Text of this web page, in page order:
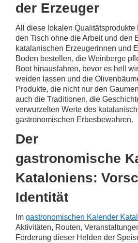
der Erzeuger
All diese lokalen Qualitätsprodukte
den Tisch ohne die Arbeit und den
katalanischen Erzeugerinnen und
Boden bestellen, die Weinberge
Boot hinausfahren, bevor es hell
weiden lassen und die
Produkte, die nicht nur den
auch die Traditionen, die
verwurzelten Werte des
gastronomischen Erbesbewahren.
Der
gastronomische
Kataloniens:
Identität
Im gastronomischen Kalender
Aktivitäten, Routen,
Förderung dieser Helden der